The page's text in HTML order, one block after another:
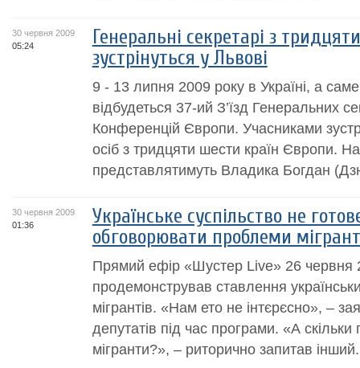
30 червня 2009
05:24
Генеральні секретарі з
зустрінуться у Львові
9 - 13 липня 2009 року в Україні, а
відбудеться 37-ий З’їзд Генеральних
Конференцій Європи. Учасниками
осіб з тридцяти шести країн Європи.
представлятимуть Владика Богдан
30 червня 2009
01:36
Українське суспільство не
обговорювати проблеми
Прямий ефір «Шустер Live» 26 червня
продемонстрував ставлення
мігрантів. «Нам ето не інтєрєсно», –
депутатів під час програми. «А скільки
мігранти?», – риторично запитав